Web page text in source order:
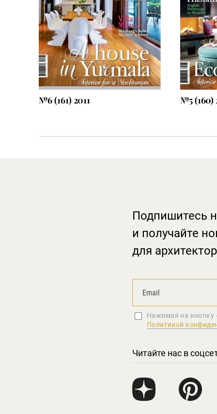
№6 (161) 2011 №5 (160)
Оформить подписку
Подпишитесь
и получайте
для
Нажимая на кнопку
Политикой
Читайте нас в